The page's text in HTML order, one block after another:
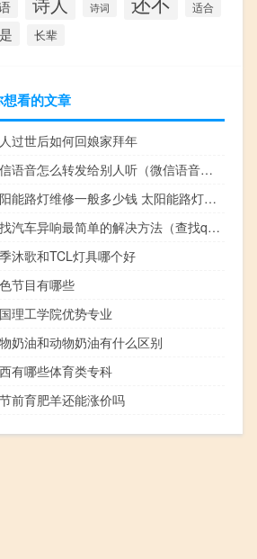
诗词 适合
长辈
看的文章
过世后如何回娘家拜年
微信语音怎么转发给别人听（微信语音怎么转发）
太阳能路灯维修一般多少钱 太阳能路灯厂家排名榜
查找汽车异响最简单的解决方法（查找qq号）
沐歌和TCL灯具哪个好
节目有哪些
理工学院优势专业
奶油和动物奶油有什么区别
有哪些体育类专科
前育肥羊还能涨价吗